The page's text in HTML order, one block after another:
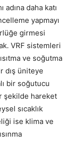
adına daha katı
yapmayı
girmesi
VRF sistemleri
ve soğutma
dış üniteye
bir soğutucu
şekilde hareket
sıcaklık
ise klima ve